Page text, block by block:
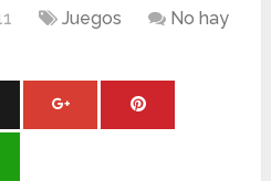
Juegos
No hay